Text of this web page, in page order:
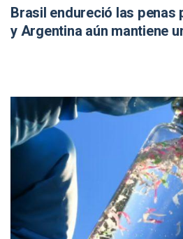
Brasil endureció las penas
y Argentina aún mantiene